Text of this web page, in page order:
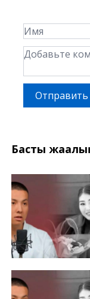
Отправить
Басты